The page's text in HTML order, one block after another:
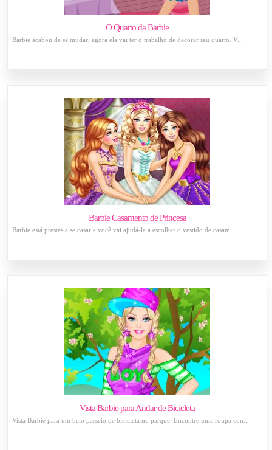
O Quarto da Barbie
Barbie acabou de se mudar, agora ela vai ter o trabalho de decorar seu quarto. V...
Barbie Casamento de Princesa
Barbie está prestes a se casar e você vai ajudá-la a escolher o vestido de casam...
Vista Barbie para Andar de Bicicleta
Vista Barbie para um belo passeio de bicicleta no parque. Encontre uma roupa con...